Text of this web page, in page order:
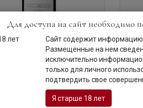
"The Bogan", а также "The Fave"
составляет около 15000 ящиков
Kaesler, Old Vine, Shiraz, 2018
Олд Вайн, Шираз, 2018
| Южная
Код товара: ВК-12860
Для доступа на сайт необходимо
Сайт содержит информацию
Размещенные на нем
исключительно
только для личного
подтвердить свое
Я старше 18 лет